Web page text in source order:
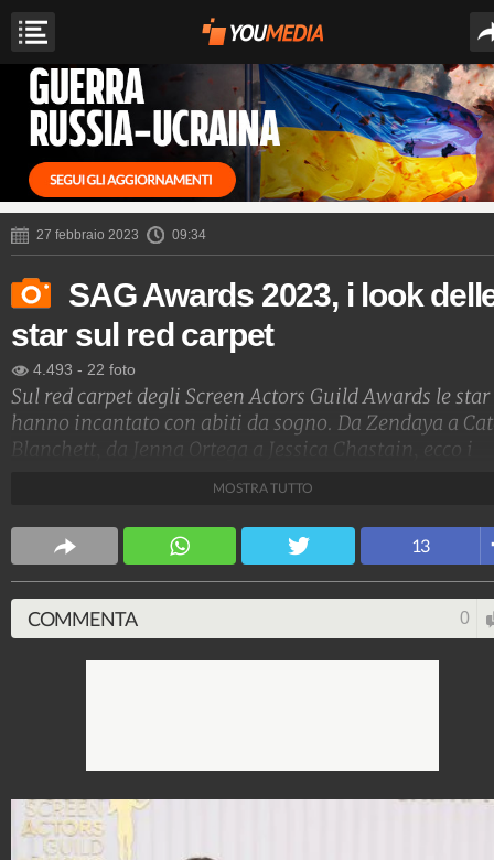
27 febbraio 2023 09:34
SAG Awards 2023, i look
star sul red carpet
4.493 - 22 foto
Sul red carpet degli Screen Actors Guild Awards le star
hanno incantato con abiti da sogno. Da Zendaya a
Blanchett, da Jenna Ortega a Jessica Chastain, ecco i
Stile e trend
1.515.282.083 1.957 video 138.077 foto
MOSTRA TUTTO
13
COMMENTA 0